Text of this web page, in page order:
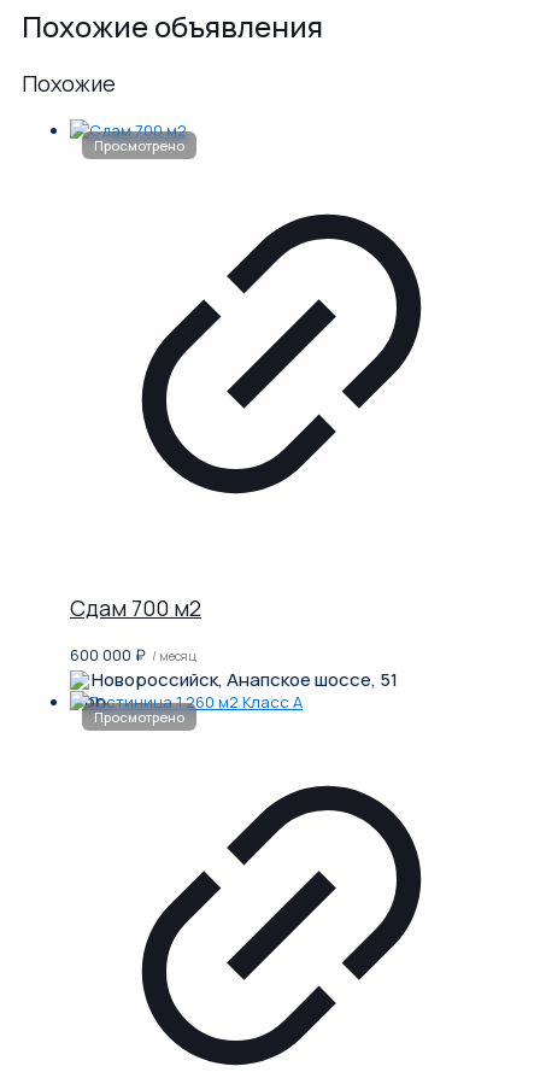
Похожие объявления
Похожие
Сдам 700 м2
600 000 ₽ / месяц
Новороссийск, Анапское шоссе, 51